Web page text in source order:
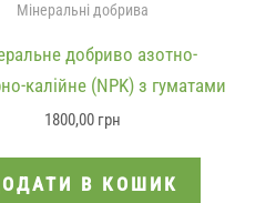
Мінеральні добрива
добриво азотно-
калійне (NPK) з гуматами
1800,00 грн
В КОШИК